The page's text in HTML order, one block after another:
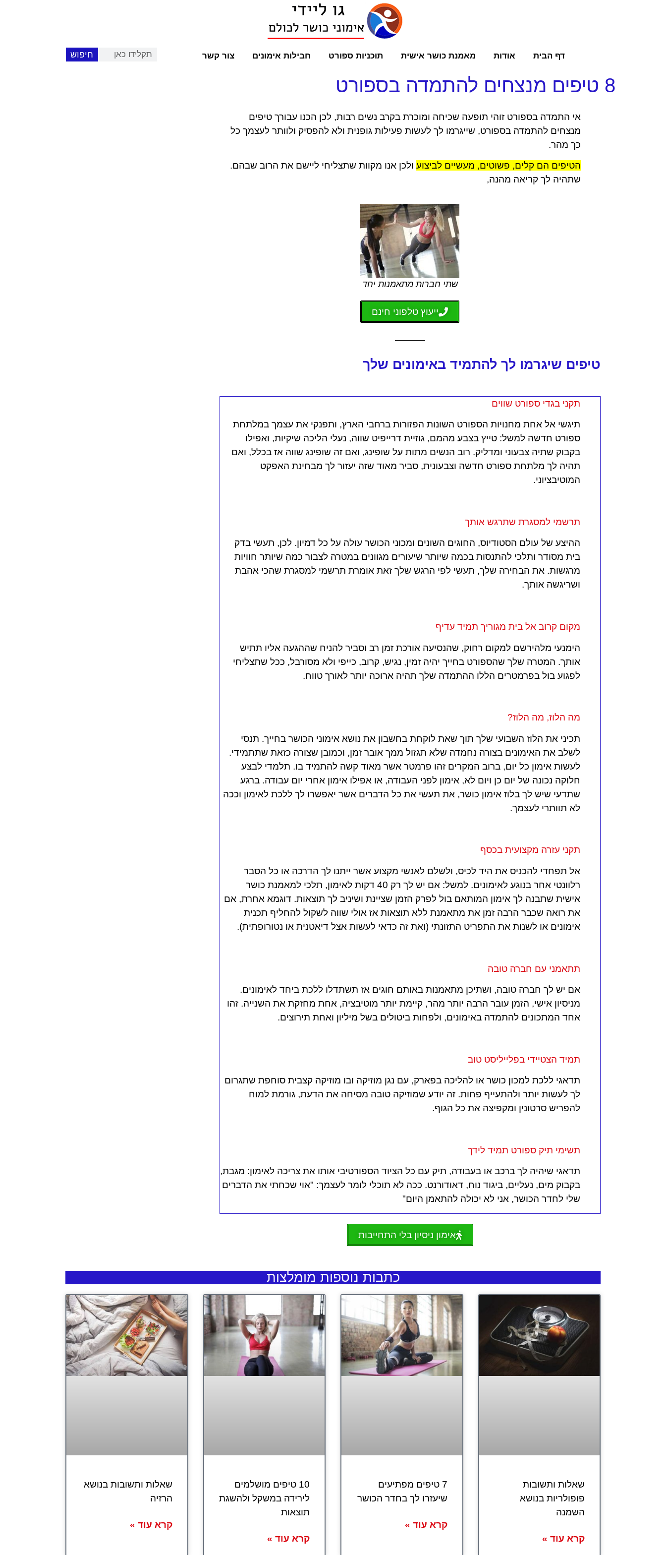
דף הבית אודות מאמנת כושר אישית תוכניות ספורט חבילות אימונים צור קשר חיפוש
8 טיפים מנצחים להתמדה בספורט
אי התמדה בספורט זוהי תופעה שכיחה ומוכרת בקרב נשים רבות, לכן הכנו עבורך טיפים
מנצחים להתמדה בספורט, שייגרמו לך לעשות פעילות גופנית ולא להפסיק ולוותר לעצמך כל
כך מהר.
הטיפים הם קלים, פשוטים, מעשיים לביצוע ולכן אנו מקוות שתצליחי ליישם את הרוב שבהם.
שתהיה לך קריאה מהנה,
שתי חברות מתאמנות יחד
ייעוץ טלפוני חינם
טיפים שיגרמו לך להתמיד באימונים שלך
תקני בגדי ספורט שווים
תיגשי אל אחת מחנויות הספורט השונות הפזורות ברחבי הארץ, ותפנקי את עצמך במלתחת
ספורט חדשה למשל: טייץ בצבע מהמם, גוזיית דרייפיט שווה, נעלי הליכה שיקיות, ואפילו
בקבוק שתיה צבעוני ומדליק. רוב הנשים מתות על שופינג, ואם זה שופינג שווה אז בכלל, ואם
תהיה לך מלתחת ספורט חדשה וצבעונית, סביר מאוד שזה יעזור לך מבחינת האפקט
המוטיבציוני.
תרשמי למסגרת שתרגש אותך
ההיצע של עולם הסטודיוס, החוגים השונים ומכוני הכושר עולה על כל דמיון. לכן, תעשי בדק
בית מסודר ותלכי להתנסות בכמה שיותר שיעורים מגוונים במטרה לצבור כמה שיותר חוויות
מרגשות. את הבחירה שלך, תעשי לפי הרגש שלך זאת אומרת תרשמי למסגרת שהכי אהבת
ושריגשה אותך.
מקום קרוב אל בית מגוריך תמיד עדיף
הימנעי מלהירשם למקום רחוק, שהנסיעה אורכת זמן רב וסביר להניח שההגעה אליו תתיש
אותך. המטרה שלך שהספורט בחייך יהיה זמין, נגיש, קרוב, כייפי ולא מסורבל, ככל שתצליחי
לפגוע בול בפרמטרים הללו ההתמדה שלך תהיה ארוכה יותר לאורך טווח.
מה הלוז, מה הלוז?
תכיני את הלוז השבועי שלך תוך שאת לוקחת בחשבון את נושא אימוני הכושר בחייך. תנסי
לשלב את האימונים בצורה נחמדה שלא תגזול ממך אובר זמן, וכמובן שצורה כזאת שתתמידי.
לעשות אימון כל יום, ברוב המקרים זהו פרמטר אשר מאוד קשה להתמיד בו. תלמדי לבצע
חלוקה נכונה של יום כן ויום לא, אימון לפני העבודה, או אפילו אימון אחרי יום עבודה. ברגע
שתדעי שיש לך בלוז אימון כושר, את תעשי את כל הדברים אשר יאפשרו לך ללכת לאימון וככה
לא תוותרי לעצמך.
תקני עזרה מקצועית בכסף
אל תפחדי להכניס את היד לכיס, ולשלם לאנשי מקצוע אשר ייתנו לך הדרכה או כל הסבר
רלוונטי אחר בנוגע לאימונים. למשל: אם יש לך רק 40 דקות לאימון, תלכי למאמנת כושר
אישית שתבנה לך אימון המותאם בול לפרק הזמן שציינת ושיניב לך תוצאות. דוגמא אחרת, אם
את רואה שכבר הרבה זמן את מתאמנת ללא תוצאות אז אולי שווה לשקול להחליף תכנית
אימונים או לשנות את התפריט התזונתי (ואת זה כדאי לעשות אצל דיאטנית או נטורופתית).
תתאמני עם חברה טובה
אם יש לך חברה טובה, ושתיכן מתאמנות באותם חוגים אז תשתדלו ללכת ביחד לאימונים.
מניסיון אישי, הזמן עובר הרבה יותר מהר, קיימת יותר מוטיבציה, אחת מחזקת את השנייה. זהו
אחד המתכונים להתמדה באימונים, ולפחות ביטולים בשל מיליון ואחת תירוצים.
תמיד הצטיידי בפלייליסט טוב
תדאגי ללכת למכון כושר או להליכה בפארק, עם נגן מוזיקה ובו מוזיקה קצבית סוחפת שתגרום
לך לעשות יותר ולהתעייף פחות. זה יודע שמוזיקה טובה מסיחה את הדעת, גורמת למוח
להפריש סרטונין ומקפיצה את כל הגוף.
תשימי תיק ספורט תמיד לידך
תדאגי שיהיה לך ברכב או בעבודה, תיק עם כל הציוד הספורטיבי אותו את צריכה לאימון: מגבת,
בקבוק מים, נעליים, ביגוד נוח, דאודורנט. ככה לא תוכלי לומר לעצמך: "אוי שכחתי את הדברים
שלי לחדר הכושר, אני לא יכולה להתאמן היום"
אימון ניסיון בלי התחייבות
כתבות נוספות מומלצות
שאלות ותשובות
פופולריות בנושא
השמנה
קרא עוד »
7 טיפים מפתיעים
שיעזרו לך בחדר הכושר
קרא עוד »
10 טיפים מושלמים
לירידה במשקל ולהשגת
תוצאות
קרא עוד »
שאלות ותשובות בנושא
הרזיה
קרא עוד »